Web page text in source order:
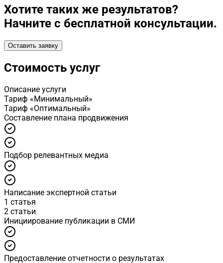
Хотите таких же результатов?
Начните с бесплатной консультации.
Оставить заявку
Стоимость услуг
Описание услуги
Тариф «Минимальный»
Тариф «Оптимальный»
Cоставление плана продвижения
Подбор релевантных медиа
Написание экспертной статьи
1 статья
2 статьи
Инициирование публикации в СМИ
Предоставление отчетности о результатах